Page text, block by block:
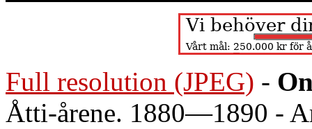
Full resolution (JPEG) -
Åtti-årene. 1880—1890 -